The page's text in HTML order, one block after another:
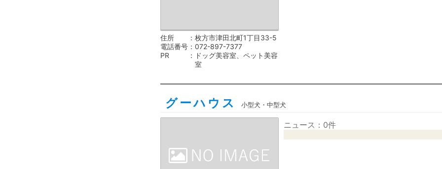
住所
枚方市津田北町1丁目33-5
電話番号
072-897-7377
PR
ドッグ美容室、ペット美容
室
グーハウス 小型犬・中型犬
ニュース：0件